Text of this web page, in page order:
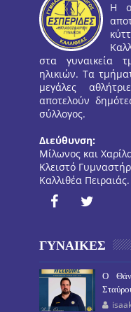
Η
στα γυναικεία
ηλικιών. Τα
μεγάλες
αποτελούν
σύλλογος.
Διεύθυνση:
Μίλωνος και
Κλειστό
Καλλιθέα Πειραιάς.
ΓΥΝΑΙΚΕΣ
O